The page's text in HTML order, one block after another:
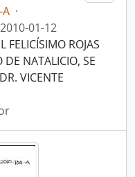
A ·
2010-01-12
FELICÍSIMO ROJAS
DE NATALICIO, SE
VICENTE